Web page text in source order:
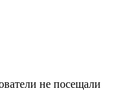
не посещали